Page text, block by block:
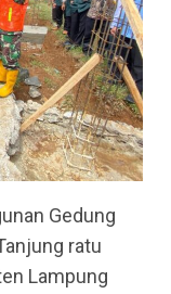
Gedung
ratu
Lampung